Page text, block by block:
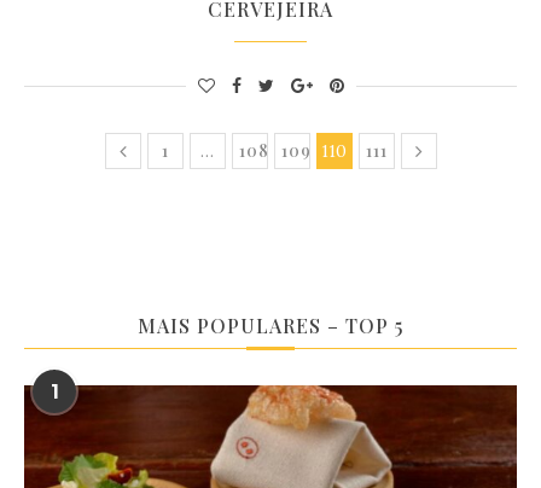
CERVEJEIRA
1 … 108 109 110 111
MAIS POPULARES – TOP 5
1